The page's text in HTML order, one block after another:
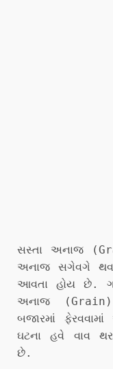
સસ્તા અનાજ
અનાજ સગેવગે
આવતા હોય છે.
અનાજ (Grain)
બજારમાં
ઘટના હવે વાવ
છે.